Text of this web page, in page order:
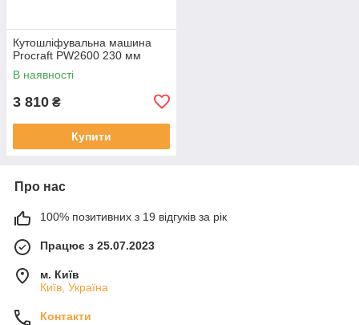
Кутошліфувальна машина
Procraft PW2600 230 мм
В наявності
3 810 ₴
Купити
Про нас
100% позитивних з 19 відгуків за рік
Працює з 25.07.2023
м. Київ
Київ, Україна
Контакти